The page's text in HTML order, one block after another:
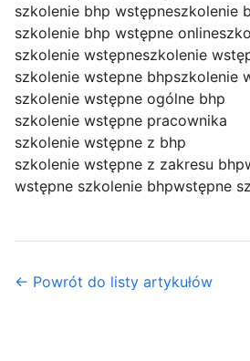
szkolenie bhp wstępneszkolenie
szkolenie bhp wstępne online
szkolenie wstępneszkolenie
szkolenie wstepne bhpszkolenie
szkolenie wstępne ogólne bhp
szkolenie wstępne pracownika
szkolenie wstępne z bhp
szkolenie wstępne z zakresu bhp
wstępne szkolenie bhpwstępne
← Powrót do listy artykułów